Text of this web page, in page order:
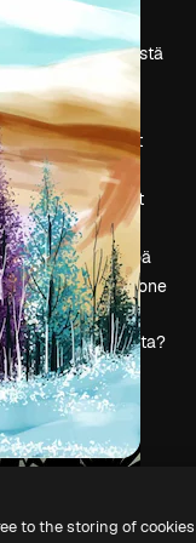
Tietoja meistä
Reviews
Urat
Hakutrendit
Blogi
Tapahtumat
Slidesgo
Myy sisältöä
Lehdistöhuone
Etsitkö
magnific.ai:ta?
to the storing of